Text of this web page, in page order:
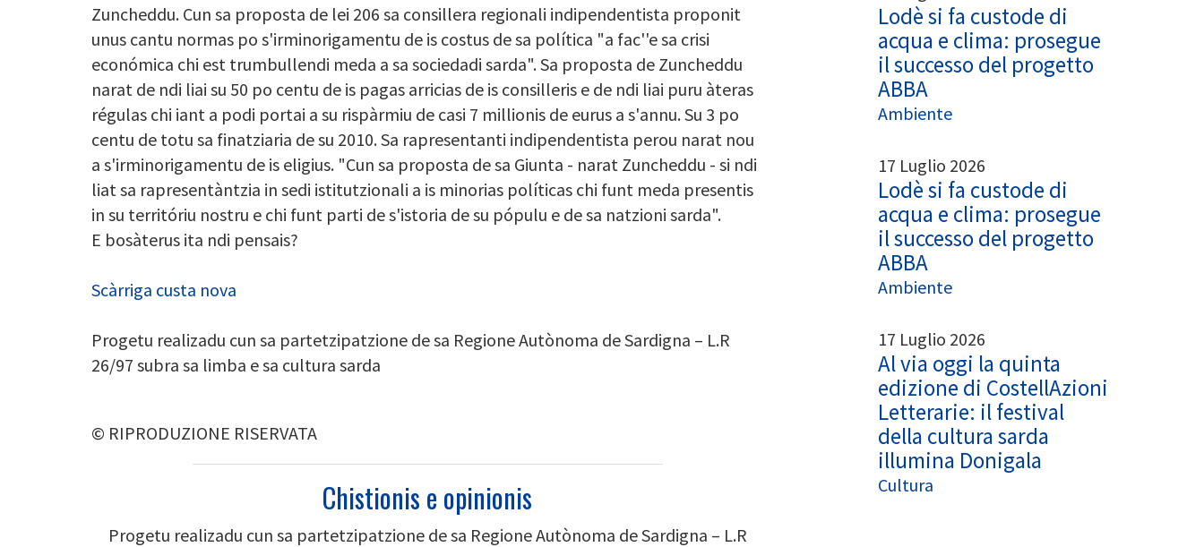
Zuncheddu. Cun sa proposta de lei 206 sa consillera regionali indipendentista proponit
unus cantu normas po s'irminorigamentu de is costus de sa política "a fac''e sa crisi
económica chi est trumbullendi meda a sa sociedadi sarda". Sa proposta de Zuncheddu
narat de ndi liai su 50 po centu de is pagas arricias de is consilleris e de ndi liai puru àteras
régulas chi iant a podi portai a su rispàrmiu de casi 7 millionis de eurus a s'annu. Su 3 po
centu de totu sa finatziaria de su 2010. Sa rapresentanti indipendentista perou narat nou
a s'irminorigamentu de is eligius. "Cun sa proposta de sa Giunta - narat Zuncheddu - si ndi
liat sa rapresentàntzia in sedi istitutzionali a is minorias políticas chi funt meda presentis
in su territóriu nostru e chi funt parti de s'istoria de su pópulu e de sa natzioni sarda".
E bosàterus ita ndi pensais?
Scàrriga custa nova
Progetu realizadu cun sa partetzipatzione de sa Regione Autònoma de Sardigna – L.R
26/97 subra sa limba e sa cultura sarda
© RIPRODUZIONE RISERVATA
Chistionis e opinionis
Progetu realizadu cun sa partetzipatzione de sa Regione Autònoma de Sardigna – L.R
Lodè si fa custode di
acqua e clima: prosegue
il successo del progetto
ABBA
Ambiente
17 Luglio 2026
Lodè si fa custode di
acqua e clima: prosegue
il successo del progetto
ABBA
Ambiente
17 Luglio 2026
Al via oggi la quinta
edizione di CostellAzioni
Letterarie: il festival
della cultura sarda
illumina Donigala
Cultura